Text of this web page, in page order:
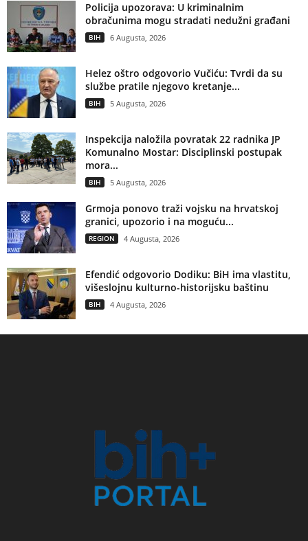
Policija upozorava: U kriminalnim
obračunima mogu stradati nedužni građani
BIH 6 Augusta, 2026
Helez oštro odgovorio Vučiću: Tvrdi da su
službe pratile njegovo kretanje...
BIH 5 Augusta, 2026
Inspekcija naložila povratak 22 radnika JP
Komunalno Mostar: Disciplinski postupak
mora...
BIH 5 Augusta, 2026
Grmoja ponovo traži vojsku na hrvatskoj
granici, upozorio i na moguću...
REGION 4 Augusta, 2026
Efendić odgovorio Dodiku: BiH ima vlastitu,
višeslojnu kulturno-historijsku baštinu
BIH 4 Augusta, 2026